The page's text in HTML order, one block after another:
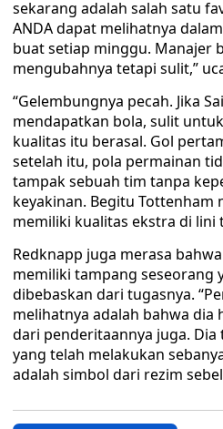
sekarang adalah salah satu
ANDA dapat melihatnya
buat setiap minggu. Manajer
mengubahnya tetapi sulit,”
“Gelembungnya pecah. Jika
mendapatkan bola, sulit
kualitas itu berasal. Gol
setelah itu, pola permainan
tampak sebuah tim tanpa
keyakinan. Begitu Tottenham
memiliki kualitas ekstra di lini
Redknapp juga merasa
memiliki tampang seseorang
dibebaskan dari tugasnya.
melihatnya adalah bahwa
dari penderitaannya juga.
yang telah melakukan
adalah simbol dari rezim